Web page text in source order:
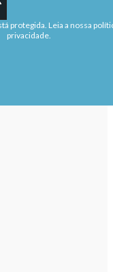
protegida. Leia a nossa
privacidade.